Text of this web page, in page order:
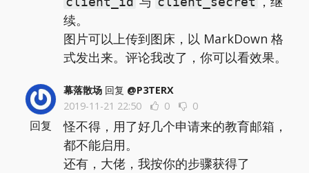
续。
图片可以上传到图床，以 MarkDown 格
式发出来。评论我改了，你可以看效果。
幕落散场 回复 @P3TERX
2019-11-21 22:50
0 0
怪不得，用了好几个申请来的教育邮箱，
都不能启用。
还有，大佬，我按你的步骤获得了
回复